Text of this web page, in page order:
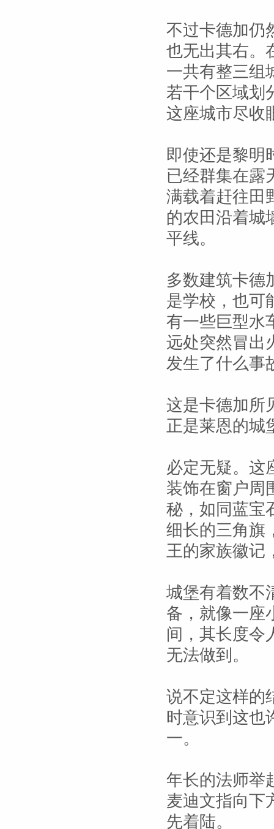
不过卡德加仍
也无出其右。
一共有整三组
若干个区域划
这座城市尽收
即使还是黎明
已经群集在露
满载着赶往田
的农田沿着城
平线。
多数建筑卡德
是学校，也可
有一些巨型水
远处突然冒出
发生了什么事
这是卡德加所
正是莱恩的城
必定无疑。这
装饰在窗户周
秘，如同蓝宝
细长的三角旗
王的家族徽记
城堡有着数不
备，就像一座
间，其长度令
无法做到。
说不定这样的
时意识到这也
一。
年长的法师举
麦迪文指向下
先着陆。